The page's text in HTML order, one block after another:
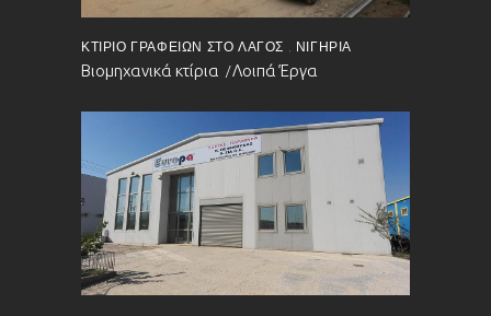
ΚΤΊΡΙΟ ΓΡΑΦΕΊΩΝ ΣΤΟ ΛΆΓΟΣ , ΝΙΓΗΡΊΑ
Βιομηχανικά κτίρια Λοιπά Έργα